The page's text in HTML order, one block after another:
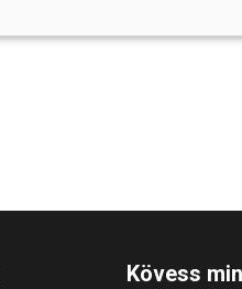
Kövess